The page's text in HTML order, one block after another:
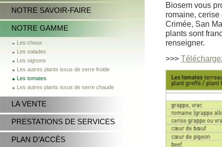
NOTRE SAVOIR-FAIRE
NOTRE GAMME
Les choux
Les salades
Les oignons
Les autres plants issus de serre froide
Les tomates
Les autres plants issus de serre chaude
LA VENTE
PRESTATIONS DE SERVICES
PLAN D’ACCÈS
Biosem vous
romaine,
Crimée, San
plants sont
renseigner.
>>>